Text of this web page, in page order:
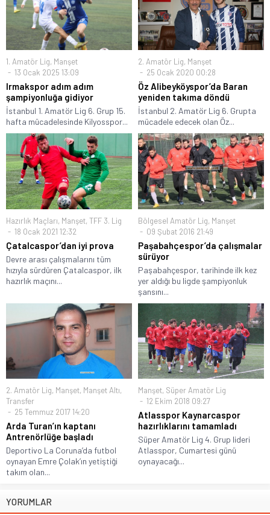
1. Amatör Lig, Manşet
13 Ocak 2025 13:09
Irmakspor adım adım
şampiyonluğa gidiyor
İstanbul 1. Amatör Lig 6. Grup 15.
hafta mücadelesinde Kilyosspor...
2. Amatör Lig, Manşet
25 Ocak 2020 00:28
Öz Alibeyköyspor’da Baran
yeniden takıma döndü
İstanbul 2. Amatör Lig 6. Grupta
mücadele edecek olan Öz...
Hazırlık Maçları, Manşet, TFF 3. Lig
18 Ocak 2021 12:32
Çatalcaspor’dan iyi prova
Devre arası çalışmalarını tüm
hızıyla sürdüren Çatalcaspor, ilk
hazırlık maçını...
Bölgesel Amatör Lig, Manşet
09 Şubat 2016 21:49
Paşabahçespor’da çalışmalar
sürüyor
Paşabahçespor, tarihinde ilk kez
yer aldığı bu ligde şampiyonluk
şansını...
2. Amatör Lig, Manşet, Manşet Altı,
Transfer
25 Temmuz 2017 14:20
Arda Turan’ın kaptanı
Antrenörlüğe başladı
Deportivo La Coruna’da futbol
oynayan Emre Çolak’ın yetiştiği
takım olan...
Manşet, Süper Amatör Lig
12 Ekim 2018 09:27
Atlasspor Kaynarcaspor
hazırlıklarını tamamladı
Süper Amatör Lig 4. Grup lideri
Atlasspor, Cumartesi günü
oynayacağı...
YORUMLAR